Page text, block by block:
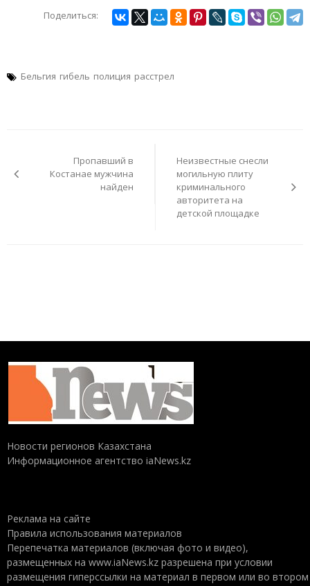
Поделиться:
Бельгия гибель полиция расстрел
записям
Пропавший в
Костанае мужчина
найден
Неизвестные снесли
могильную плиту
криминального
авторитета на
детской площадке
Новости регионов Казахстана
Информационное агентство iaNews.kz
Реклама на сайте
Правила использования материалов
Перепечатка материалов (включая фото и видео),
размещенных на www.iaNews.kz разрешена при условии
размещения гиперссылки на материал в первом или во втором